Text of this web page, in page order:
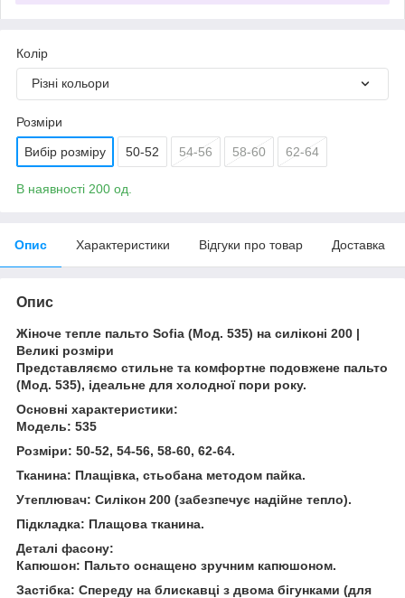
Колір
Різні кольори
Розміри
Вибір розміру 50-52 54-56 58-60 62-64
В наявності 200 од.
Опис Характеристики Відгуки про товар Доставка
Опис
Жіноче тепле пальто Sofia (Мод. 535) на силіконі 200 |
Великі розміри
Представляємо стильне та комфортне подовжене пальто
(Мод. 535), ідеальне для холодної пори року.
Основні характеристики:
Модель: 535
Розміри: 50-52, 54-56, 58-60, 62-64.
Тканина: Плащівка, стьобана методом пайка.
Утеплювач: Силікон 200 (забезпечує надійне тепло).
Підкладка: Плащова тканина.
Деталі фасону:
Капюшон: Пальто оснащено зручним капюшоном.
Застібка: Спереду на блискавці з двома бігунками (для